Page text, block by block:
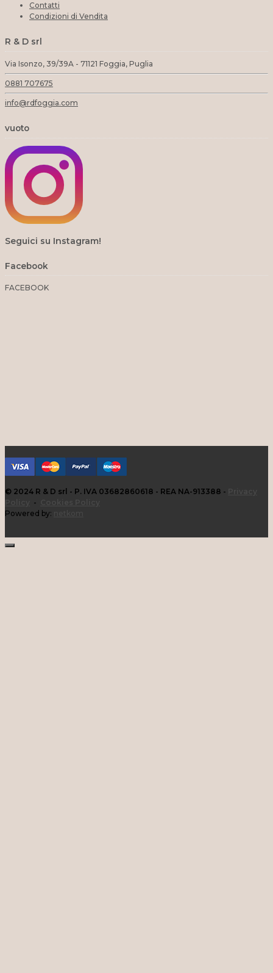
Contatti
Condizioni di Vendita
R & D srl
Via Isonzo, 39/39A - 71121 Foggia, Puglia
0881 707675
info@rdfoggia.com
vuoto
Seguici su Instagram!
Facebook
FACEBOOK
© 2024 R & D srl - P. IVA 03682860618 - REA NA-913388 -
-
Powered by: